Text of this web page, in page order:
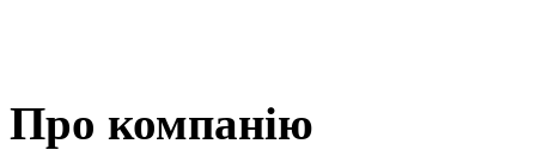
Про компанію